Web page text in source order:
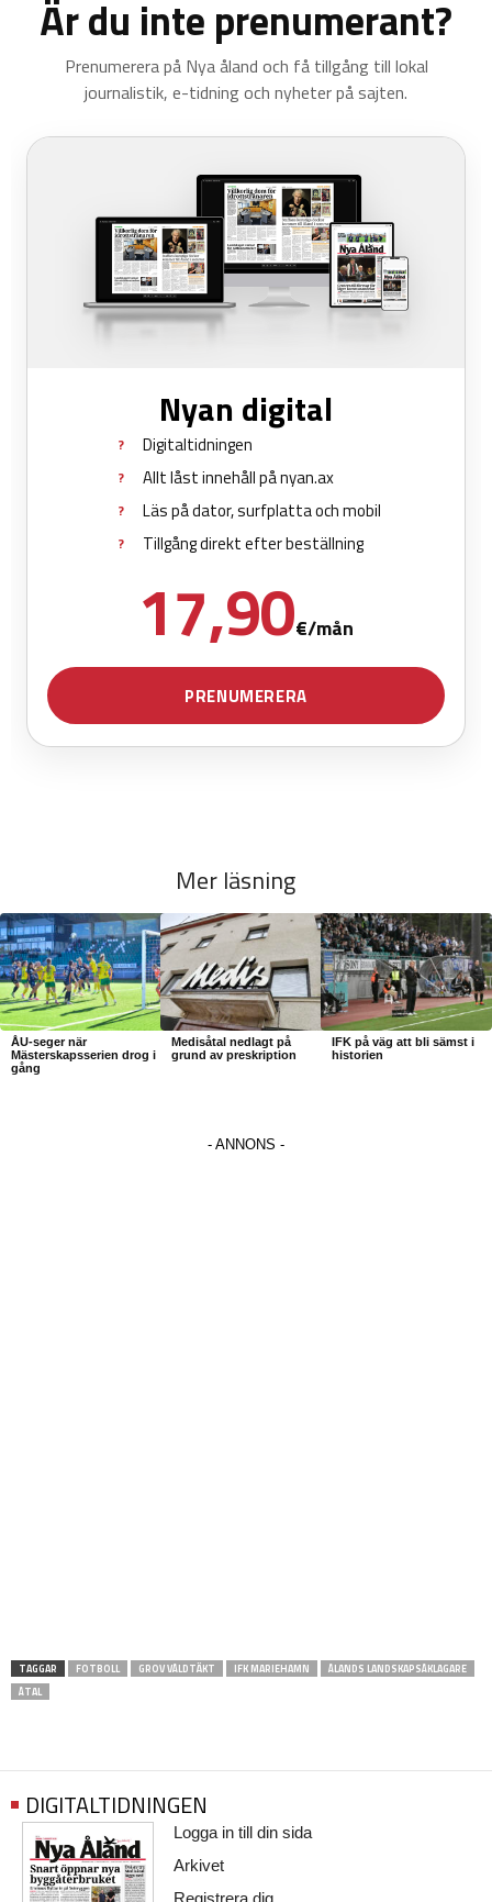
Mer läsning
ÅU-seger när
Mästerskapsserien drog i
gång
Medisåtal nedlagt på
grund av preskription
IFK på väg att bli sämst i
historien
TAGGAR FOTBOLL GROV VÅLDTÄKT IFK MARIEHAMN
ÅLANDS LANDSKAPSÅKLAGARE
ÅTAL
DIGITALTIDNINGEN
Logga in till din sida
Arkivet
Registrera dig